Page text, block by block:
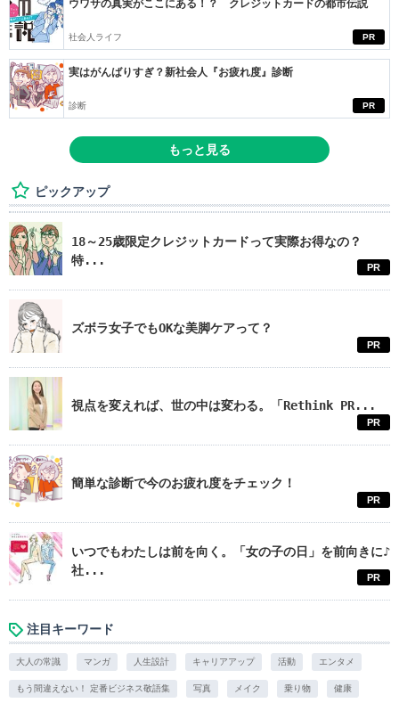
PR
ウワサの真実がここにある！？ クレジットカードの都市伝説
社会人ライフ
PR
実はがんばりすぎ？新社会人『お疲れ度』診断
診断
もっと見る
ピックアップ
18～25歳限定クレジットカードって実際お得なの？
特...
PR
ズボラ女子でもOKな美脚ケアって？
PR
視点を変えれば、世の中は変わる。「Rethink PR...
PR
簡単な診断で今のお疲れ度をチェック！
PR
いつでもわたしは前を向く。「女の子の日」を前向きに♪
社...
PR
注目キーワード
大人の常識 マンガ 人生設計 キャリアアップ 活動 エンタメ
もう間違えない！ 定番ビジネス敬語集 写真 メイク 乗り物 健康